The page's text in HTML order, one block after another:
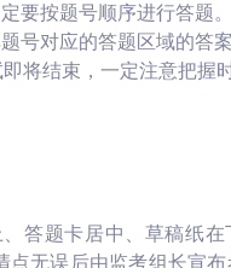
要按题号顺序进行答题
号对应的答题区域的答
将结束，一定注意把握
答题卡居中、草稿纸在
点无误后由监考组长宣